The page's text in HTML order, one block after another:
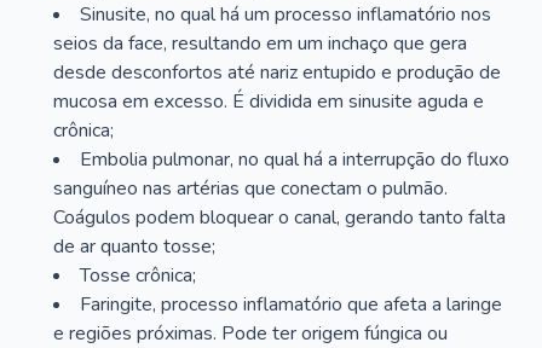
Sinusite, no qual há um processo inflamatório nos
seios da face, resultando em um inchaço que gera
desde desconfortos até nariz entupido e produção de
mucosa em excesso. É dividida em sinusite aguda e
crônica;
Embolia pulmonar, no qual há a interrupção do fluxo
sanguíneo nas artérias que conectam o pulmão.
Coágulos podem bloquear o canal, gerando tanto falta
de ar quanto tosse;
Tosse crônica;
Faringite, processo inflamatório que afeta a laringe
e regiões próximas. Pode ter origem fúngica ou